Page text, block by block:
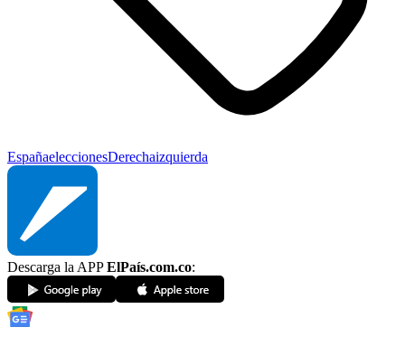
EspañaeleccionesDerechaizquierda
Descarga la APPElPaís.com.co: